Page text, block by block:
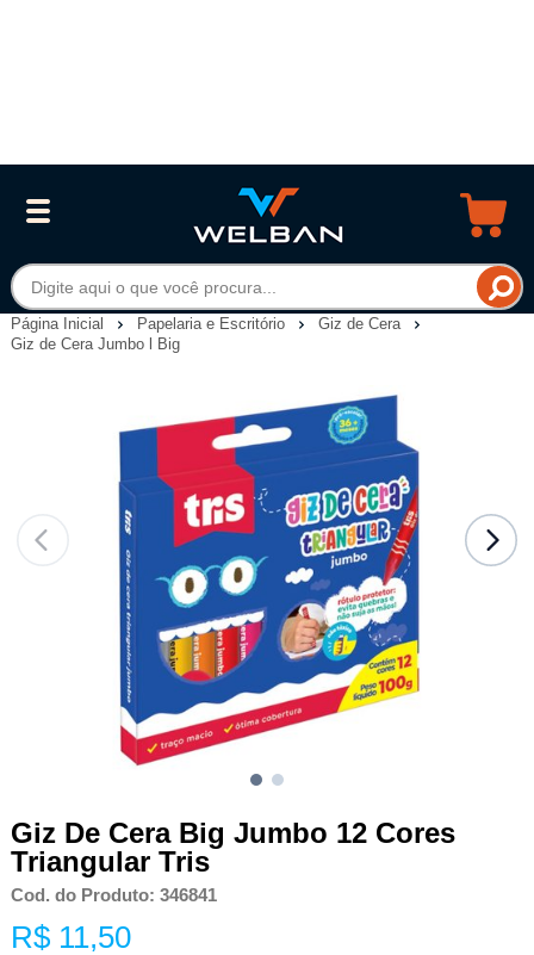
Página Inicial Papelaria e Escritório
Giz de Cera
Giz de Cera Jumbo l Big
Giz De Cera Big Jumbo 12 Cores
Triangular Tris
Cod. do Produto: 346841
R$ 11,50